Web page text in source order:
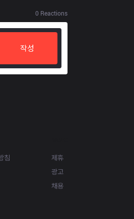
0 Reactions
작성
침
제휴
광고
채용